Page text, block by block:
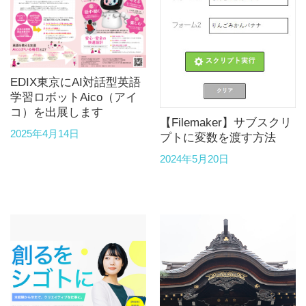
EDIX東京にAI対話型英語
学習ロボットAico（アイ
コ）を出展します
2025年4月14日
【Filemaker】サブスクリ
プトに変数を渡す方法
2024年5月20日